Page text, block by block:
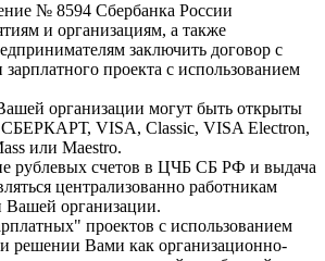
№ 8594 Сбербанка России
и организациям, а также
заключить договор с
проекта с использованием
организации могут быть открыты
СБЕРКАРТ, VISA, Classic, VISA Electron,
или Maestro.
рублевых счетов в ЦЧБ СБ РФ и выдача
централизованно работникам
Вашей организации.
проектов с использованием
решении Вами как организационно-